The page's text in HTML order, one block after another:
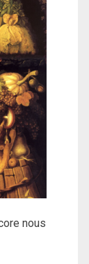
nous